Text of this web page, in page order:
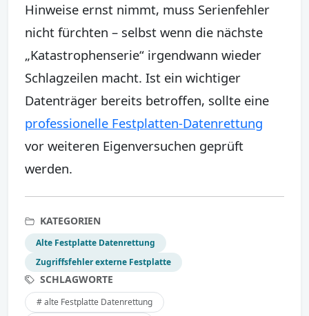
Hinweise ernst nimmt, muss Serienfehler
nicht fürchten – selbst wenn die nächste
„Katastrophenserie“ irgendwann wieder
Schlagzeilen macht. Ist ein wichtiger
Datenträger bereits betroffen, sollte eine
professionelle Festplatten-Datenrettung
vor weiteren Eigenversuchen geprüft
werden.
KATEGORIEN
Alte Festplatte Datenrettung
Zugriffsfehler externe Festplatte
SCHLAGWORTE
# alte Festplatte Datenrettung